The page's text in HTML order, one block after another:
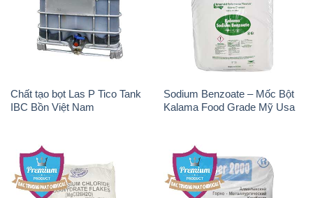
Chất tạo bọt Las P Tico Tank
IBC Bồn Việt Nam
Sodium Benzoate – Mốc Bột
Kalama Food Grade Mỹ Usa